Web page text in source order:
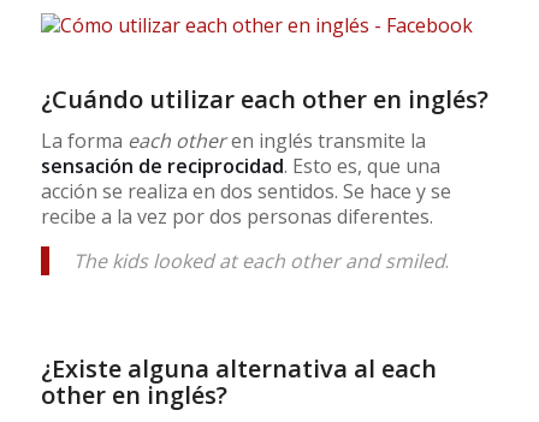
¿Cuándo utilizar each other en inglés?
La forma each otheren inglés transmite la
sensación de reciprocidad. Esto es, que una
acción se realiza en dos sentidos. Se hace y se
recibe a la vez por dos personas diferentes.
The kids looked at each other and smiled.
¿Existe alguna alternativa al each
other en inglés?